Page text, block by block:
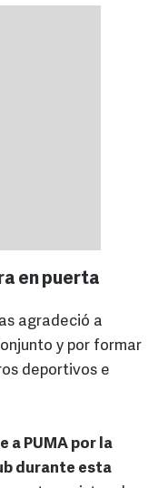
en puerta
agradeció a
y por formar
deportivos e
a PUMA por la
durante esta